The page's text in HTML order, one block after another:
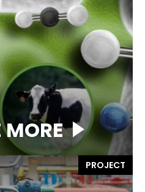
PROJECT